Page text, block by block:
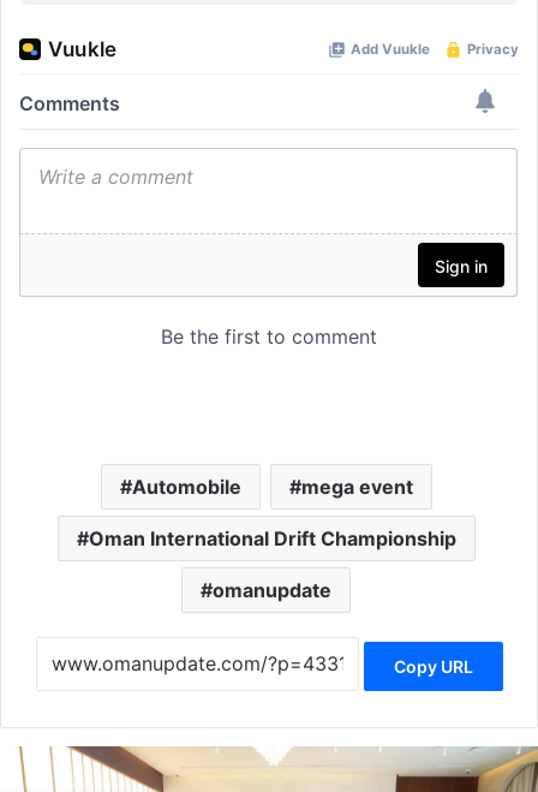
Automobile mega event
Oman International Drift Championship
omanupdate
Copy URL